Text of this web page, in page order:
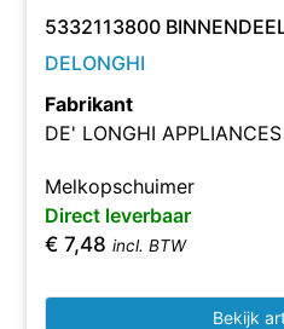
5332113800
DELONGHI
Fabrikant
DE' LONGHI
Melkopschuimer
Direct leverbaar
€ 7,48 incl. BTW
Bekijk